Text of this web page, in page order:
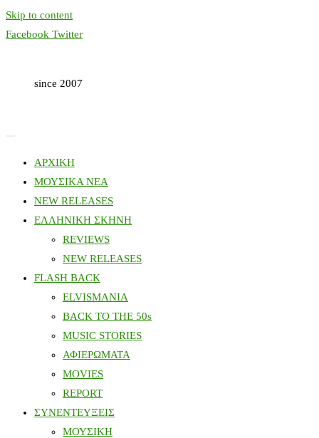
Skip to content
Facebook Twitter
since 2007
ΑΡΧΙΚΗ
ΜΟΥΣΙΚΑ ΝΕΑ
NEW RELEASES
ΕΛΛΗΝΙΚΗ ΣΚΗΝΗ
REVIEWS
NEW RELEASES
FLASH BACK
ELVISMANIA
BACK TO THE 50s
MUSIC STORIES
ΑΦΙΕΡΩΜΑΤΑ
MOVIES
REPORT
ΣΥΝΕΝΤΕΥΞΕΙΣ
ΜΟΥΣΙΚΗ